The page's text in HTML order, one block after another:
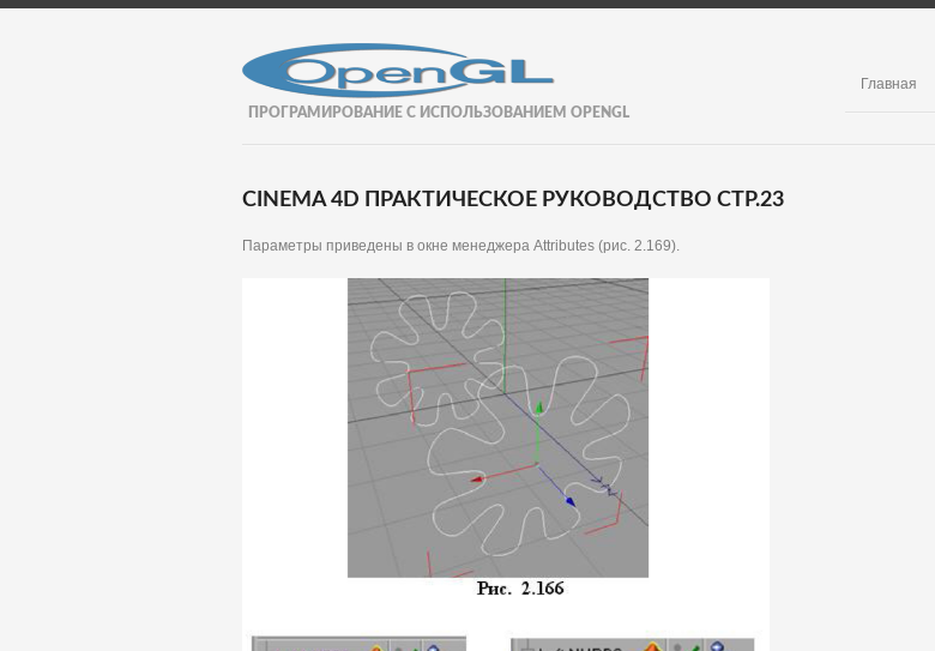
ПРОГРАМИРОВАНИЕ С ИСПОЛЬЗОВАНИЕМ OPENGL
Главная
CINEMA 4D ПРАКТИЧЕСКОЕ РУКОВОДСТВО СТР.23
Параметры приведены в окне менеджера Attributes (рис. 2.169).